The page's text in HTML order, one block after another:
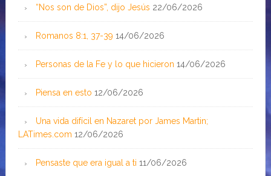
“Nos son de Dios”, dijo Jesús 22/06/2026
Romanos 8:1, 37-39 14/06/2026
Personas de la Fe y lo que hicieron 14/06/2026
Piensa en esto 12/06/2026
Una vida difícil en Nazaret por James Martin;
LATimes.com 12/06/2026
Pensaste que era igual a ti 11/06/2026